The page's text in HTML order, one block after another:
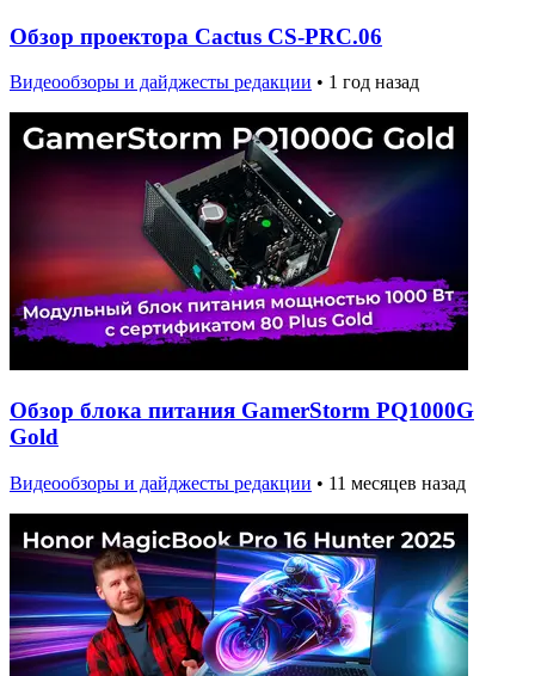
Обзор проектора Cactus CS-PRC.06
Видеообзоры и дайджесты редакции • 1 год назад
Обзор блока питания GamerStorm PQ1000G
Gold
Видеообзоры и дайджесты редакции • 11 месяцев назад